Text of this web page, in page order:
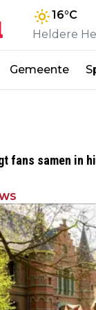
16°C
Heldere
Gemeente
fans samen in